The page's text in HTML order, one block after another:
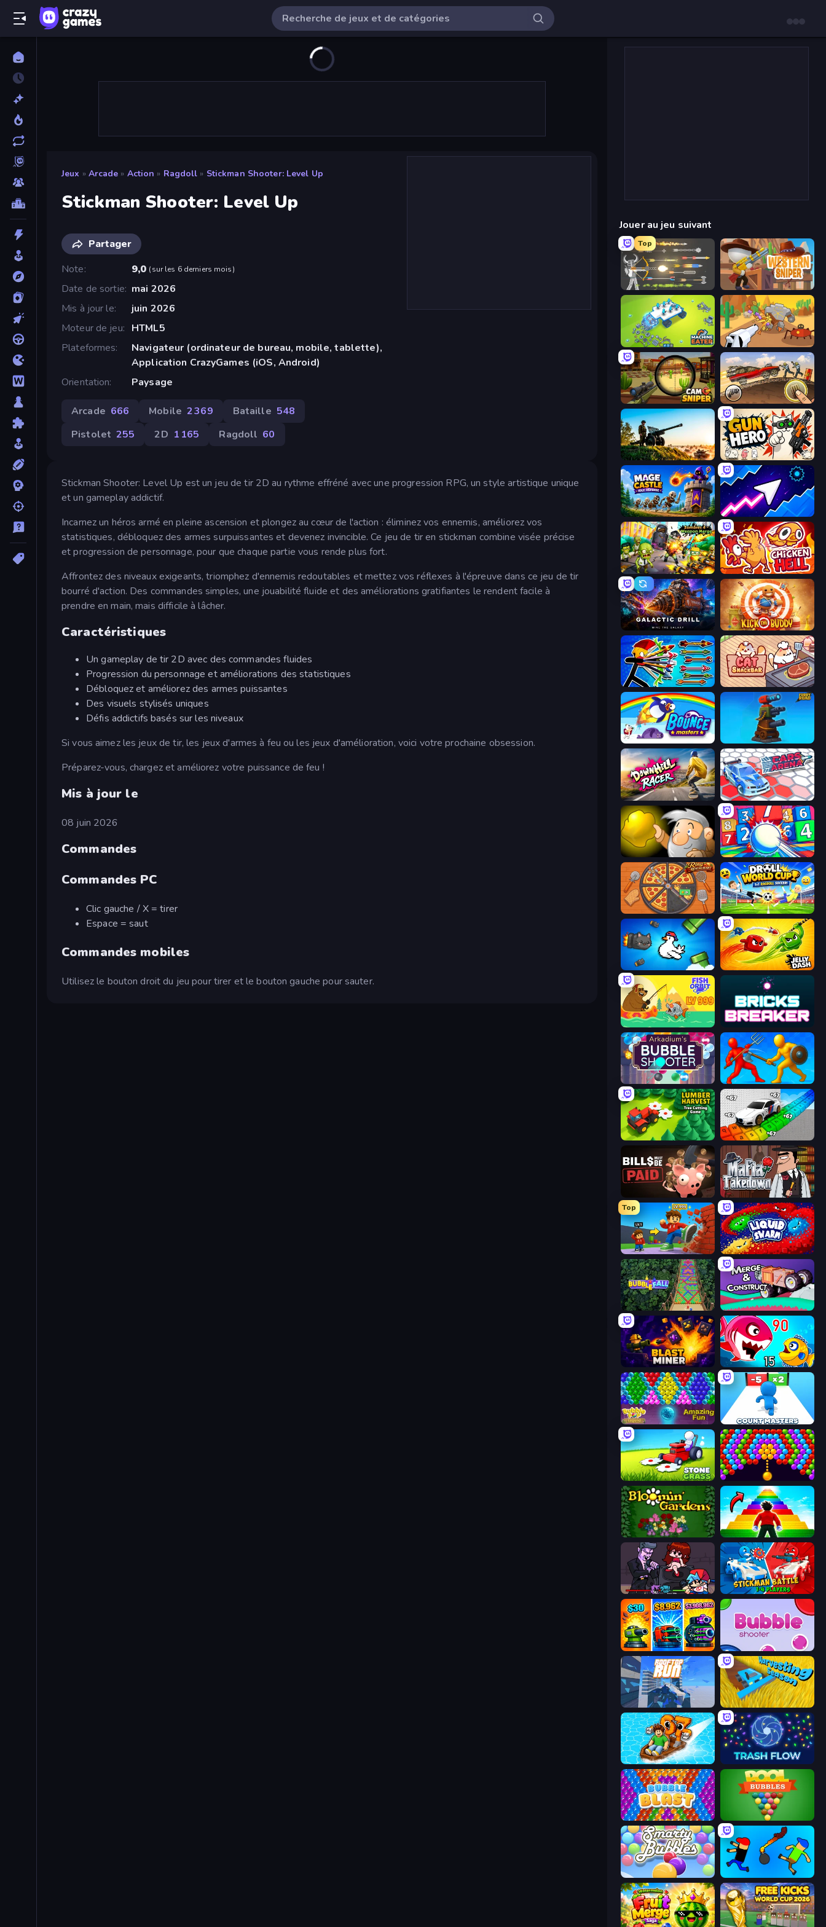
Jeux » Arcade » Action » Ragdoll » Stickman Shooter: Level Up
Stickman Shooter: Level Up
Partager
Note
9,0 (sur les 6 derniers mois)
Date de sortie mai 2026
Mis à jour le
juin 2026
Moteur de jeu
HTML5
Plateformes
Navigateur (ordinateur de bureau, mobile, tablette),
Application CrazyGames (iOS, Android)
Orientation
Paysage
Arcade 666 Mobile 2 369 Bataille 548
Pistolet 255 2D 1 165 Ragdoll 60
Stickman Shooter: Level Up est un jeu de tir 2D au rythme effréné avec une progression RPG, un style artistique unique
et un gameplay addictif.
Incarnez un héros armé en pleine ascension et plongez au cœur de l'action : éliminez vos ennemis, améliorez vos
statistiques, débloquez des armes surpuissantes et devenez invincible. Ce jeu de tir en stickman combine visée précise
et progression de personnage, pour que chaque partie vous rende plus fort.
Affrontez des niveaux exigeants, triomphez d'ennemis redoutables et mettez vos réflexes à l'épreuve dans ce jeu de tir
bourré d'action. Des commandes simples, une jouabilité fluide et des améliorations gratifiantes le rendent facile à
prendre en main, mais difficile à lâcher.
Caractéristiques
Un gameplay de tir 2D avec des commandes fluides
Progression du personnage et améliorations des statistiques
Débloquez et améliorez des armes puissantes
Des visuels stylisés uniques
Défis addictifs basés sur les niveaux
Si vous aimez les jeux de tir, les jeux d'armes à feu ou les jeux d'amélioration, voici votre prochaine obsession.
Préparez-vous, chargez et améliorez votre puissance de feu !
Mis à jour le
08 juin 2026
Commandes
Commandes PC
Clic gauche / X = tirer
Espace = saut
Commandes mobiles
Utilisez le bouton droit du jeu pour tirer et le bouton gauche pour sauter.
Jouer au jeu suivant
Top
Ragdoll Archers Western Sniper
Machine Eater Idle Gun Survivor
Camo Sniper Earn to Die: Zombie Ride
Artillery Vs Tanks Gun Hero: Cat Survival
Mage Castle Idle Defense Space Waves
Zombies 4 Weapon Merge Chicken Hell
Galactic Drill Kick the Buddy
Archer Ragdoll Masters Cat Snack Bar
Bouncemasters Furry Road
Downhill Racer Cars Arena
Gold Miner Entropy
Ring Restaurant Droll World Cup
Honk Jelly Dash
Fish Orbit Bricks Breaker
Epic Sword Battle! Fight in Arena
Lumber Harvest: Tree Cutting Game
Bills Must Be Paid Mafia Takedown
Top
Obby: +1 Click Wall Breaker Liquid Swarm
Bubble Fall Merge & Construct
Blast Miner Fish Eat Getting Big
Bubble Pop Legend
Stone Grass: Mowing Simulator Bubble Story
Blooming Gardens Obby Highest Jump Ever
Friday Night Funkin' Stickman battle 1-4 Players
Pumpkin Defense: Merge Cannon Bubble Shooter
Rooftop Run Harvesting Season
Float for Brainrots Trash Flow
Bubble Blast Pool Bubbles
Smarty Bubbles Mini-Caps: Bombs